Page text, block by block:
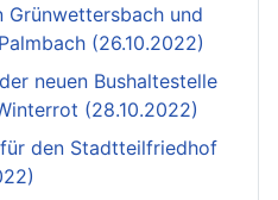
Grünwettersbach und
(26.10.2022)
neuen Bushaltestelle
(28.10.2022)
den Stadtteilfriedhof